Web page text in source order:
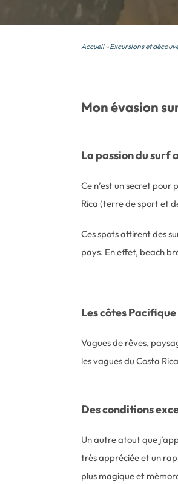
Accueil»Excursions et
Mon évasion
La passion du surf
Ce n’est un secret pour
Rica (terre de sport et
Ces spots attirent des
pays. En effet, beach
Les côtes
Vagues de rêves,
les vagues du Costa
Des conditions
Un autre atout que
très appréciée et un
plus magique et